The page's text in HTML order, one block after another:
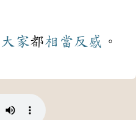
大家都相當反感 。